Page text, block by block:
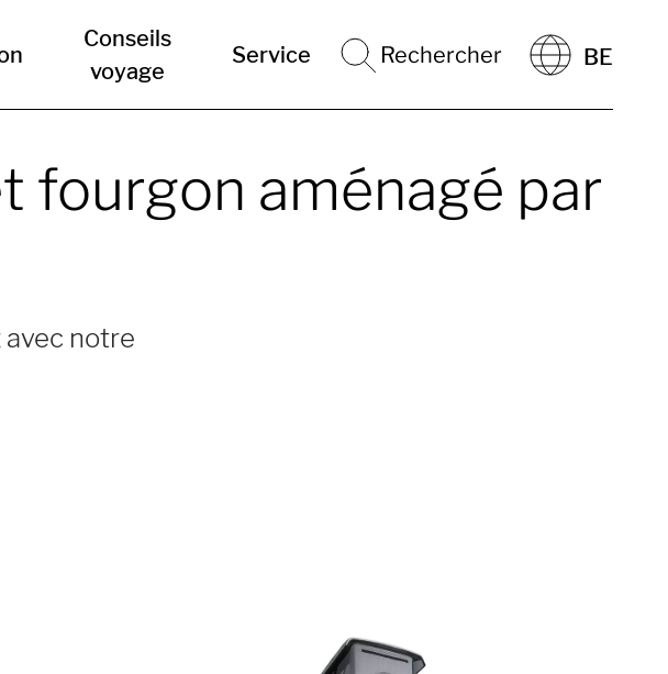
Conseils
voyage
Service Rechercher BE
fourgon aménagé par
notre